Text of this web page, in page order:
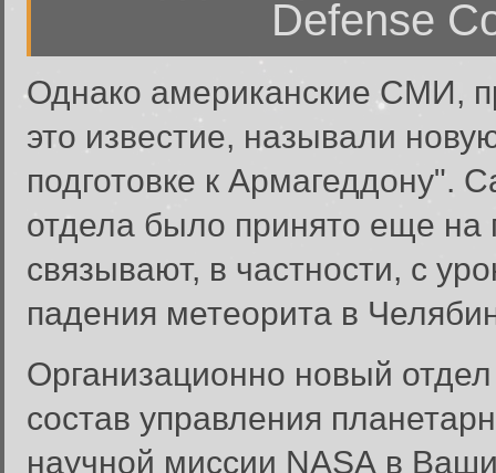
Defense
Однако американские СМИ,
это известие, называли
подготовке к Армагеддону".
отдела было принято еще
связывают, в частности, с
падения метеорита в
Организационно новый
состав управления
научной миссии NASA в